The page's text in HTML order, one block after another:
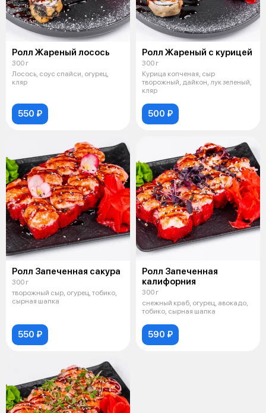
Ролл Жареный лосось
300 г
Лосось, соус спайси, огурец,
кляр
550 ₽
Ролл Жареный с курицей
300 г
Курица копченая, сыр
творожный, дайкон, лук зеленый,
кляр
500 ₽
Ролл Запеченная сакура
300 г
творожный сыр, огурец, тобико,
сырная шапка
550 ₽
Ролл Запеченная
калифорния
300 г
снежный краб, огурец, авокадо,
тобико, сырная шапка
590 ₽